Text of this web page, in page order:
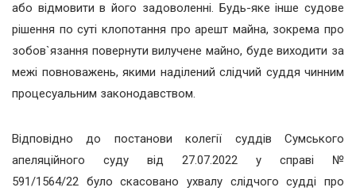
або відмовити в його задоволенні. Будь-яке інше судове
рішення по суті клопотання про арешт майна, зокрема про
зобов`язання повернути вилучене майно, буде виходити за
межі повноважень, якими наділений слідчий суддя чинним
процесуальним законодавством.
Відповідно до постанови колегії суддів Сумського
апеляційного суду від 27.07.2022 у справі №
591/1564/22 було скасовано ухвалу слідчого судді про